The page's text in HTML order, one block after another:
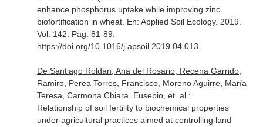
enhance phosphorus uptake while improving zinc
biofortification in wheat. En: Applied Soil Ecology. 2019.
Vol. 142. Pag. 81-89.
https://doi.org/10.1016/j.apsoil.2019.04.013
De Santiago Roldan, Ana del Rosario, Recena Garrido,
Ramiro, Perea Torres, Francisco, Moreno Aguirre, María
Teresa, Carmona Chiara, Eusebio, et. al.:
Relationship of soil fertility to biochemical properties
under agricultural practices aimed at controlling land